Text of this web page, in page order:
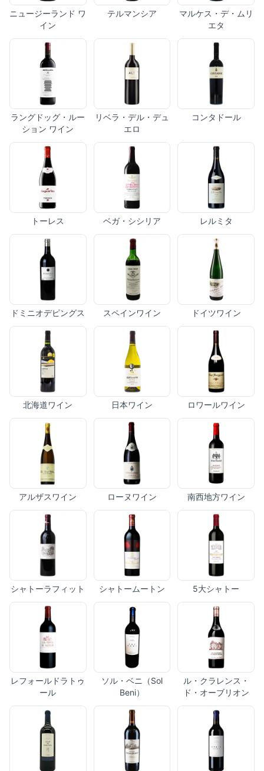
ニュージーランド ワ
イン
テルマンシア
マルケス・デ・ムリ
エタ
ラングドッグ・ルー
ション ワイン
リベラ・デル・デュ
エロ
コンタドール
トーレス ベガ・シシリア レルミタ
ドミニオデピングス スペインワイン ドイツワイン
北海道ワイン 日本ワイン ロワールワイン
アルザスワイン ローヌワイン 南西地方ワイン
シャトーラフィット シャトームートン 5大シャトー
レフォールドラトゥ
ール
ソル・ベニ（Sol
Beni）
ル・クラレンス・
ド・オーブリオン